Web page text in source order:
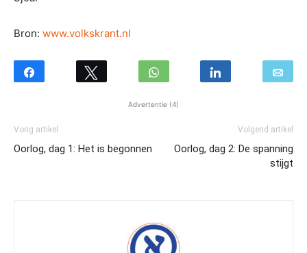
Bron: www.volkskrant.nl
Advertentie (4)
Vorig artikel
Oorlog, dag 1: Het is begonnen
Volgend artikel
Oorlog, dag 2: De spanning
stijgt